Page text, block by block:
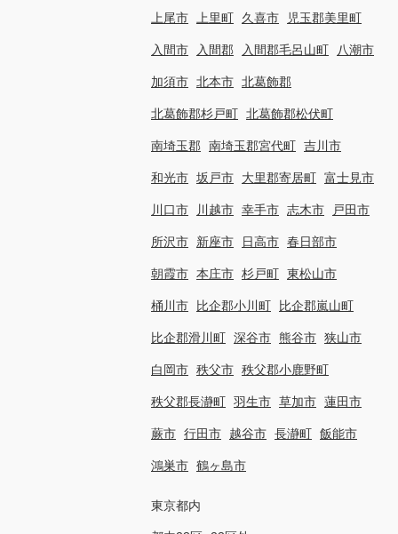
上尾市 上里町 久喜市 児玉郡美里町
入間市 入間郡 入間郡毛呂山町 八潮市
加須市 北本市 北葛飾郡
北葛飾郡杉戸町 北葛飾郡松伏町
南埼玉郡 南埼玉郡宮代町 吉川市
和光市 坂戸市 大里郡寄居町 富士見市
川口市 川越市 幸手市 志木市 戸田市
所沢市 新座市 日高市 春日部市
朝霞市 本庄市 杉戸町 東松山市
桶川市 比企郡小川町 比企郡嵐山町
比企郡滑川町 深谷市 熊谷市 狭山市
白岡市 秩父市 秩父郡小鹿野町
秩父郡長瀞町 羽生市 草加市 蓮田市
蕨市 行田市 越谷市 長瀞町 飯能市
鴻巣市 鶴ヶ島市
東京都内